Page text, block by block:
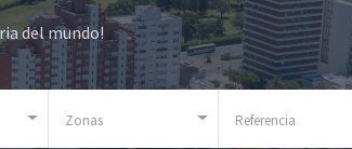
del mundo!
Zonas